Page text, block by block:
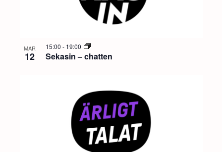
MAR
12 Sekasin – chatten
15:00 - 19:00